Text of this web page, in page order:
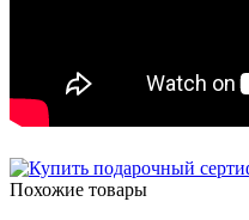
Похожие товары